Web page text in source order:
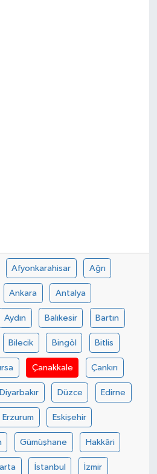
Afyonkarahisar Ağrı
Ankara Antalya
Aydın Balıkesir Bartın
Bilecik Bingöl Bitlis
Çanakkale Çankırı
Diyarbakır Düzce Edirne
Erzurum Eskişehir
Gümüşhane Hakkâri
İstanbul İzmir